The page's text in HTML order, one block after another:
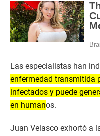
Las especialistas han
enfermedad transmitida
infectados y puede
en humanos.
Juan Velasco exhortó a